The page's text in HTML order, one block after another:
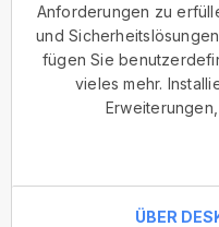
Anforderungen zu
und
fügen Sie
vieles mehr.
ÜBER